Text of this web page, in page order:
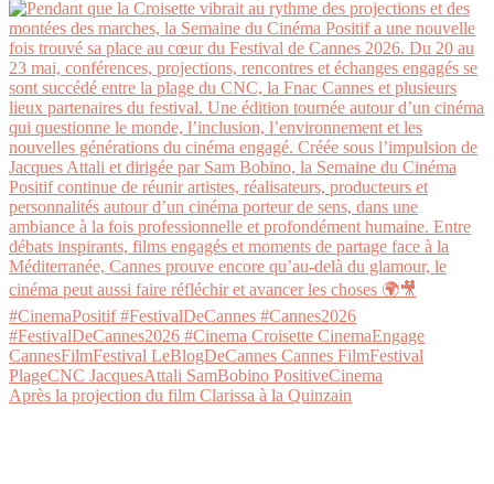
Après la projection du film Clarissa à la Quinzain